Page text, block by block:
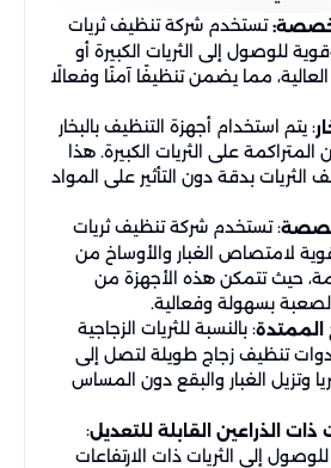
تستخدم شركة تنظيف ثريات
للوصول إلى الثريات الكبيرة أو
مما يضمن تنظيفًا آمنًا وفعالًا
: يتم استخدام أجهزة التنظيف بالبخار
المتراكمة على الثريات الكبيرة. هذا
الثريات بدقة دون التأثير على المواد
: تستخدم شركة تنظيف ثريات
لامتصاص الغبار والأوساخ من
حيث تتمكن هذه الأجهزة من
بسهولة وفعالية.
الممتدة: بالنسبة للثريات الزجاجية
أدوات تنظيف زجاج طويلة لتصل إلى
وتزيل الغبار والبقع دون المساس
الذراعين القابلة للتعديل:
إلى الثريات ذات الارتفاعات